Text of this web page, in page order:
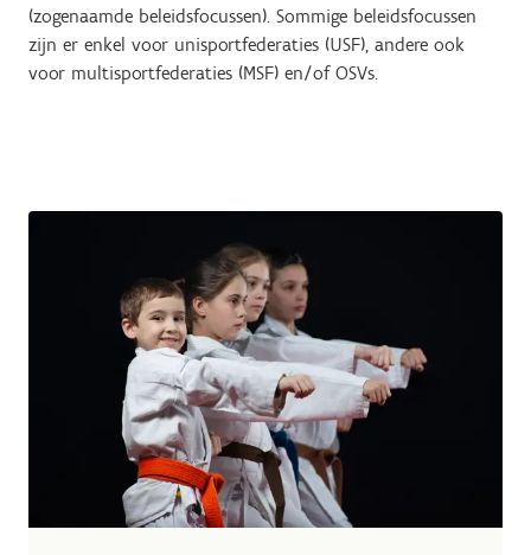
(zogenaamde beleidsfocussen). Sommige beleidsfocussen
zijn er enkel voor unisportfederaties (USF), andere ook
voor multisportfederaties (MSF) en/of OSVs.